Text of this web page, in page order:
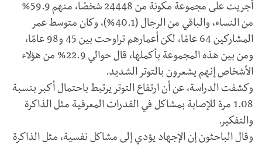
أجريت على مجموعة مكونة من 24448 شخصًا، منهم 59.9%
من النساء، والباقي من الرجال (40.1%)، وكان متوسط عمر
المشاركين 64 عامًا، لكن أعمارهم تراوحت بين 45 و98 عامًا،
ومن بين هذه المجموعة بأكملها، قال حوالي 22.9% من هؤلاء
الأشخاص إنهم يشعرون بالتوتر الشديد.
وكشفت الدراسة، عن أن ارتفاع التوتر يرتبط باحتمال أكبر بنسبة
1.08 مرة للإصابة بمشاكل في القدرات المعرفية مثل الذاكرة
والتفكير.
وقال الباحثون إن الإجهاد يؤدي إلى مشاكل نفسية، مثل الذاكرة